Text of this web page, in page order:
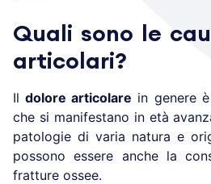
Quali sono le
articolari?
Ildolore articolare in genere
che si manifestano in età
patologie di varia natura e
possono essere anche la
fratture ossee.